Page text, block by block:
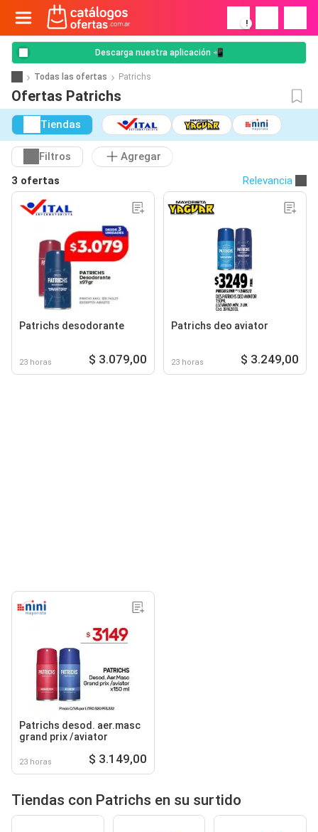
!
Descarga nuestra aplicación 📲
Todas las ofertas Patrichs
Ofertas Patrichs
Tiendas
Filtros
Agregar
3 ofertas
Relevancia
Patrichs desodorante
23 horas $ 3.079,00
Patrichs deo aviator
23 horas $ 3.249,00
Patrichs desod. aer.masc
grand prix /aviator
23 horas $ 3.149,00
Tiendas con Patrichs en su surtido